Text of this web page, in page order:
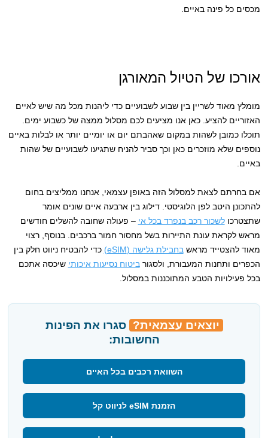
מכסים כל פינה באיים.
אורכו של הטיול המאורגן
מומלץ מאוד לשריין בין שבוע לשבועיים כדי ליהנות מכל מה שיש לאיים
האזוריים להציע. כאן אנו מציעים לכם מסלול ממצה של כשבוע ימים.
תוכלו כמובן לשהות במקום שאהבתם יום או יומיים יותר או לבלות באיים
נוספים שלא מוזכרים כאן וכך סביר להניח שתגיעו לשבועיים של שהות
באיים.
אם בחרתם לצאת למסלול הזה באופן עצמאי, אנחנו ממליצים בחום
להתכונן היטב לפן הלוגיסטי. דילוג בין ארבעה איים שונים אומר
שתצטרכולשכור רכב בנפרד בכל אי – פעולה שחובה להשלים חודשים
מראש לקראת עונת התיירות בשל מחסור חמור ברכבים. בנוסף, רצוי
מאוד להצטייד מראשבחבילת גלישה (eSIM)
כדי להבטיח ניווט חלק בין
הכפרים ותחנות המעבורת, ולסגורביטוח נסיעות איכותי שיכסה אתכם
בכל פעילויות הטבע המתוכננות במסלול.
יוצאים עצמאית? סגרו את הפינות
החשובות:
השוואת רכבים בכל האיים
הזמנת eSIM לניווט קל